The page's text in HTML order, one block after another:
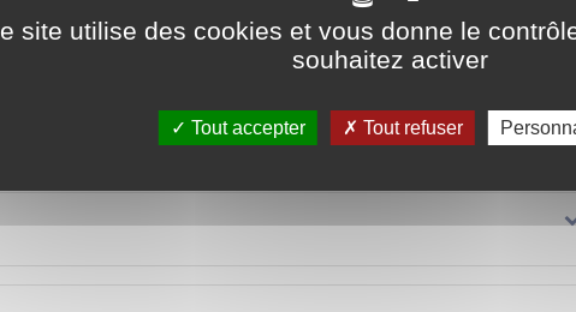
et d'environnement (CAUE)
site utilise des cookies et vous donne le
souhaitez activer
Tout accepter Tout refuser